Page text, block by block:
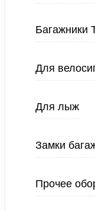
Багажники
Для
Для лыж
Замки
Прочее